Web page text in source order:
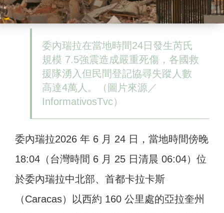
委內瑞拉在當地時間24日發生芮氏
規模 7.5強震造成嚴重死傷，各國救
援隊湧入但民間登記協尋失蹤人數
高達4萬人。（圖片來源／
InformativosTvc）
委內瑞拉2026 年 6 月 24 日，當地時間傍晚
18:04（台灣時間 6 月 25 日清晨 06:04）位
於委內瑞拉中北部、首都卡拉卡斯
（Caracas）以西約 160 公里處的亞拉奎州